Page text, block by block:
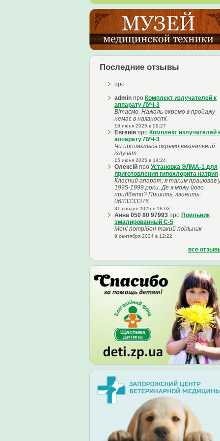
Последние отзывы
про
admin про Комплект излучателей к
аппарату ЛУЧ-3
Вітаємо. Нажаль окремо в продажу
немає в наявності.
16 июня 2025 в 09:27
Евгенія про Комплект излучателей
аппарату ЛУЧ-3
Чи пролається окремо вагінальний
ізлучат
15 июня 2025 в 14:24
Олексій про Установка ЭЛМА-1 для
приготовления гипохлорита натрия
Класний апарат, я таким працював
1995-1999 роки. Де я можу його
придбати? Пишить, звонить:
0633333376
31 января 2025 в 18:03
Анна 050 80 97993 про Поильник
эмалированный С-5
Мені потрібен такий поїльник
9 сентября 2024 в 12:22
все